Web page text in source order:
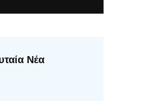
Νέα